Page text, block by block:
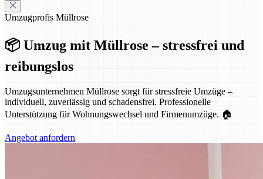
Umzugprofis Müllrose
📦 Umzug mit Müllrose – stressfrei und
reibungslos
Umzugsunternehmen Müllrose sorgt für stressfreie Umzüge –
individuell, zuverlässig und schadensfrei. Professionelle
Unterstützung für Wohnungswechsel und Firmenumzüge. 🏠
Angebot anfordern